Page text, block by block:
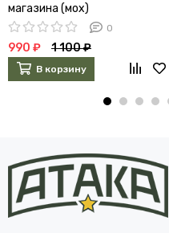
магазина (мох)
0
990 ₽ 1 100 ₽
В корзину